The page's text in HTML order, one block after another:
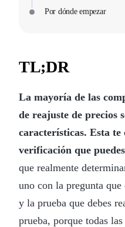
Por dónde empezar
TL;DR
La mayoría de las
de reajuste de precios
características. Esta te
verificación que
que realmente
uno con la pregunta
y la prueba que debes
prueba, porque todas